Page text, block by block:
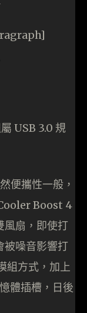
USB 3.0 規
便攜性一般，
Boost 4
風扇，即使打
被噪音影響打
組方式，加上
體插槽，日後